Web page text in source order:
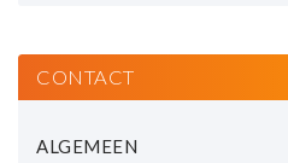
CONTACT
ALGEMEEN